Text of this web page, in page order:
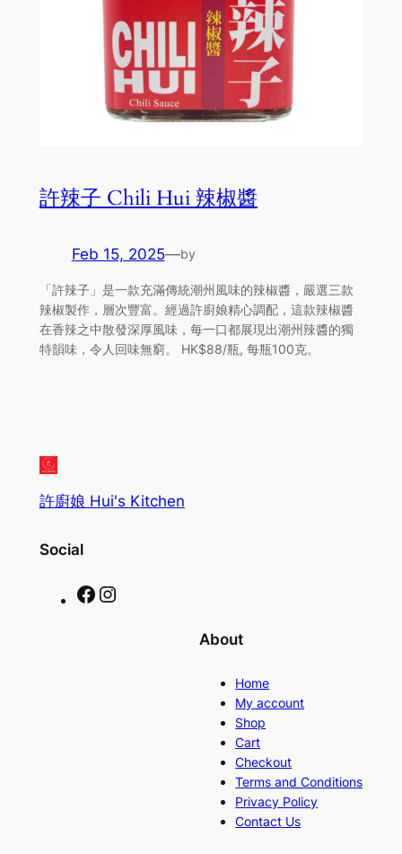
許辣子 Chili Hui 辣椒醬
Feb 15, 2025—by
「許辣子」是一款充滿傳統潮州風味的辣椒醬，嚴選三款
辣椒製作，層次豐富。經過許廚娘精心調配，這款辣椒醬
在香辣之中散發深厚風味，每一口都展現出潮州辣醬的獨
特韻味，令人回味無窮。 HK$88/瓶, 每瓶100克。
許廚娘 Hui's Kitchen
Social
Facebook Instagram
About
Home
My account
Shop
Cart
Checkout
Terms and Conditions
Privacy Policy
Contact Us